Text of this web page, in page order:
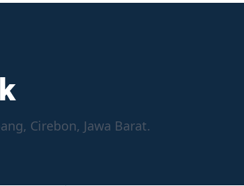
Cirebon, Jawa Barat.